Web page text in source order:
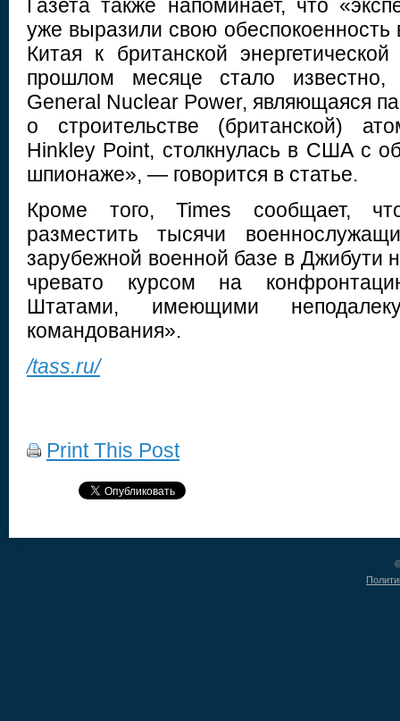
Газета также напоминает, что
уже выразили свою
Китая к британской
прошлом месяце стало
General Nuclear Power, являющаяся
о строительстве (британской)
Hinkley Point, столкнулась в США с
шпионаже», — говорится в статье.
Кроме того, Times сообщает,
разместить тысячи
зарубежной военной базе в Джибути
чревато курсом на
Штатами, имеющими
командования».
/tass.ru/
Print This Post